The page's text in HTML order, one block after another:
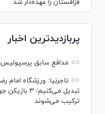
قزاقستان را عهده‌دار شد
پربازدیدترین اخبار
مدافع سابق
تاجرنیا: ورزشگاه امام
تبدیل
ترکیب می‌شوند